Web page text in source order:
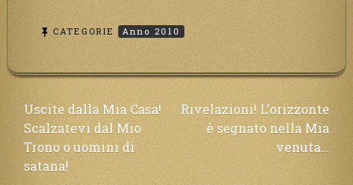
CATEGORIE Anno 2010
Navigazione
articoli
Uscite dalla Mia Casa!
Scalzatevi dal Mio
Trono o uomini di
satana!
Rivelazioni! L’orizzonte
è segnato nella Mia
venuta…